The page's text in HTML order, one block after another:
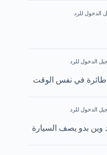
الدخول للرد
الدخول للرد
في نفس الوقت
الدخول للرد
بدو يصف السيارة